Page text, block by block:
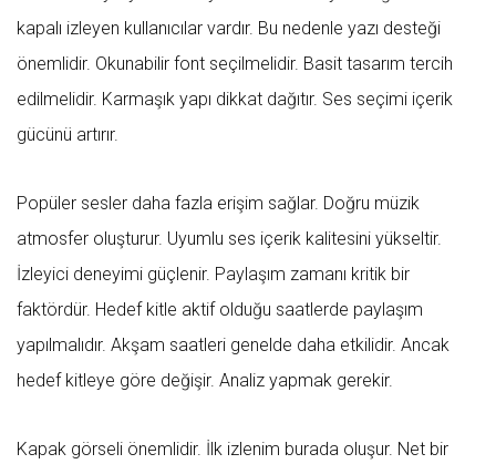
kapalı izleyen kullanıcılar vardır. Bu nedenle yazı desteği
önemlidir. Okunabilir font seçilmelidir. Basit tasarım tercih
edilmelidir. Karmaşık yapı dikkat dağıtır. Ses seçimi içerik
gücünü artırır.
Popüler sesler daha fazla erişim sağlar. Doğru müzik
atmosfer oluşturur. Uyumlu ses içerik kalitesini yükseltir.
İzleyici deneyimi güçlenir. Paylaşım zamanı kritik bir
faktördür. Hedef kitle aktif olduğu saatlerde paylaşım
yapılmalıdır. Akşam saatleri genelde daha etkilidir. Ancak
hedef kitleye göre değişir. Analiz yapmak gerekir.
Kapak görseli önemlidir. İlk izlenim burada oluşur. Net bir